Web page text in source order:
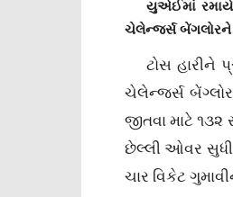
યુએઈમાં રમાયેલી
ચેલેન્જર્સ બેંગલોરને
ટોસ હારીને
ચેલેન્જર્સ
જીતવા માટે ૧૩૨
છેલ્લી ઓવર સુધી
ચાર વિકેટ